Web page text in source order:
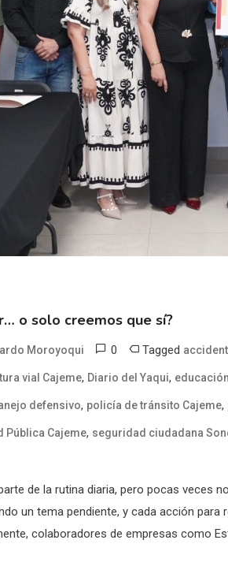
o solo creemos que sí?
Moroyoqui 0 Tagged
vial Cajeme, Diario del Yaqui,
defensivo, policía de tránsito Cajeme,
Pública Cajeme, seguridad ciudadana
de la rutina diaria, pero pocas veces
un tema pendiente, y cada acción
colaboradores de empresas como